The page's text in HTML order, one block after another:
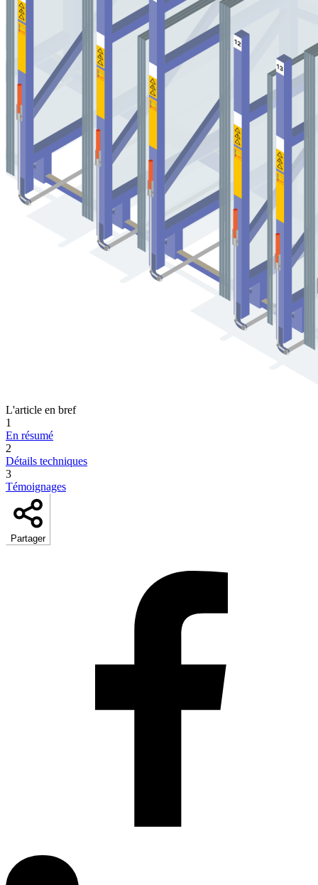
L'article en bref
1
En résumé
2
Détails techniques
3
Témoignages
Partager